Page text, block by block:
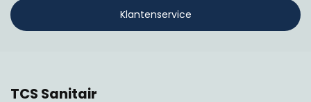
Klantenservice
TCS Sanitair